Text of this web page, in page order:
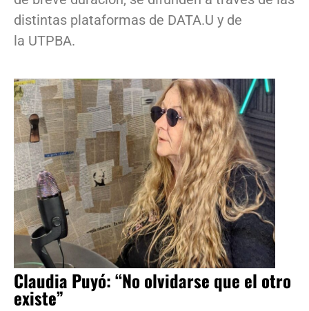
distintas plataformas de DATA.U y de
la UTPBA.
Claudia Puyó: “No olvidarse que el otro
existe”